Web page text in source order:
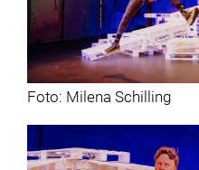
Foto: Milena Schilling